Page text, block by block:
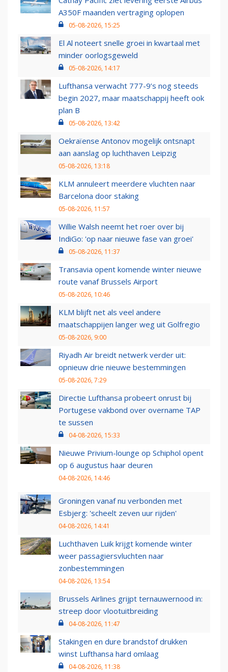
A350F maanden vertraging oplopen
05-08-2026, 15:25
El Al noteert snelle groei in kwartaal met
minder oorlogsgeweld
05-08-2026, 14:17
Lufthansa verwacht 777-9’s nog steeds
begin 2027, maar maatschappij heeft ook
plan B
05-08-2026, 13:42
Oekraïense Antonov mogelijk ontsnapt
aan aanslag op luchthaven Leipzig
05-08-2026, 13:18
KLM annuleert meerdere vluchten naar
Barcelona door staking
05-08-2026, 11:57
Willie Walsh neemt het roer over bij
IndiGo: 'op naar nieuwe fase van groei'
05-08-2026, 11:37
Transavia opent komende winter nieuwe
route vanaf Brussels Airport
05-08-2026, 10:46
KLM blijft net als veel andere
maatschappijen langer weg uit Golfregio
05-08-2026, 9:00
Riyadh Air breidt netwerk verder uit:
opnieuw drie nieuwe bestemmingen
05-08-2026, 7:29
Directie Lufthansa probeert onrust bij
Portugese vakbond over overname TAP
te sussen
04-08-2026, 15:33
Nieuwe Privium-lounge op Schiphol opent
op 6 augustus haar deuren
04-08-2026, 14:46
Groningen vanaf nu verbonden met
Esbjerg: 'scheelt zeven uur rijden'
04-08-2026, 14:41
Luchthaven Luik krijgt komende winter
weer passagiersvluchten naar
zonbestemmingen
04-08-2026, 13:54
Brussels Airlines grijpt ternauwernood in:
streep door vlootuitbreiding
04-08-2026, 11:47
Stakingen en dure brandstof drukken
winst Lufthansa hard omlaag
04-08-2026, 11:38